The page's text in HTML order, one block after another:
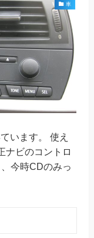
車
います。 使え
ナビのコントロ
今時CDのみっ